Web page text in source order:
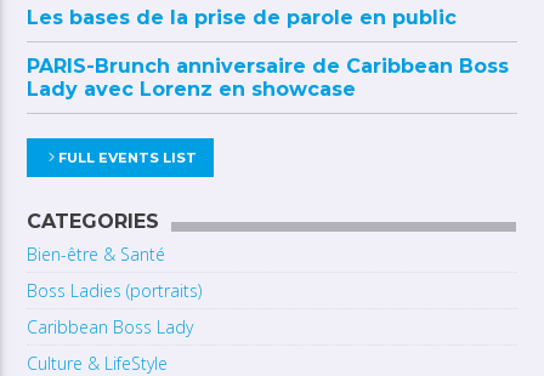
Les bases de la prise de parole en public
PARIS-Brunch anniversaire de Caribbean Boss
Lady avec Lorenz en showcase
FULL EVENTS LIST
CATEGORIES
Bien-être & Santé
Boss Ladies (portraits)
Caribbean Boss Lady
Culture & LifeStyle